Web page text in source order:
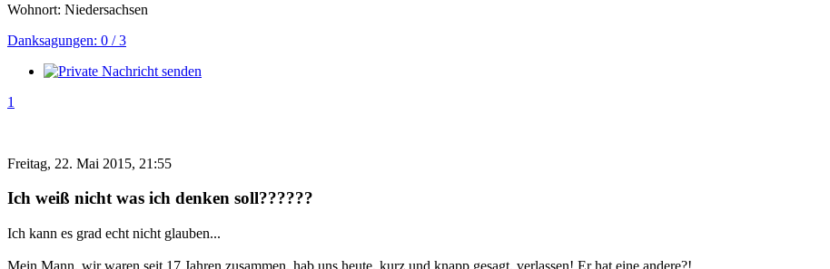
Wohnort: Niedersachsen
Danksagungen: 0 / 3
1
Freitag, 22. Mai 2015, 21:55
Ich weiß nicht was ich denken soll??????
Ich kann es grad echt nicht glauben...